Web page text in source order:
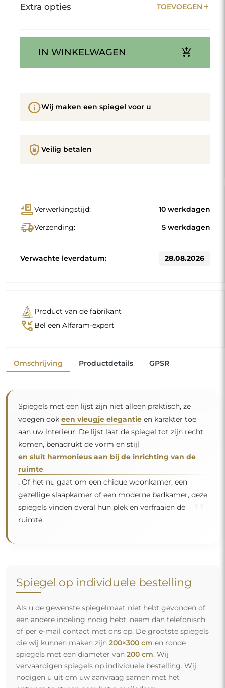
Extra opties TOEVOEGEN add
IN WINKELWAGEN add_shopping_cart
infoWij maken een spiegel voor u
shield_lock Veilig betalen
conveyor_beltVerwerkingstijd: 10 werkdagen
delivery_truck_speedVerzending: 5 werkdagen
Verwachte leverdatum: 28.08.2026
Product van de fabrikant
phone_callback Bel een Alfaram-expert
Omschrijving Productdetails GPSR
Spiegels met een lijst zijn niet alleen praktisch, ze
voegen ook een vleugje elegantieen karakter toe
aan uw interieur. De lijst laat de spiegel tot zijn recht
komen, benadrukt de vorm en stijl
en sluit harmonieus aan bij de inrichting van de
ruimte
. Of het nu gaat om een chique woonkamer, een
gezellige slaapkamer of een moderne badkamer, deze
spiegels vinden overal hun plek en verfraaien de
ruimte.
Spiegel op individuele bestelling
Als u de gewenste spiegelmaat niet hebt gevonden of
een andere indeling nodig hebt, neem dan telefonisch
of per e-mail contact met ons op. De grootste spiegels
die wij kunnen maken zijn 200×300 cm en ronde
spiegels met een diameter van 200 cm. Wij
vervaardigen spiegels op individuele bestelling. Wij
nodigen u uit om uw aanvraag samen met het